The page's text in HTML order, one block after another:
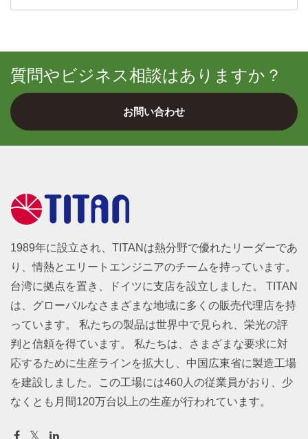
質問やビジネス相談はありますか？
お問い合わせ
1989年に設立され、TITANは熱分野で優れたリーダーであ
り、情熱とエリートエンジニアのチームを持っています。
台湾に拠点を置き、ドイツに支店を設立しました。 TITAN
は、グローバルなさまざまな地域に多くの販売代理店を持
っています。 私たちの製品は世界中で見られ、栄光の評
判と信頼を得ています。 私たちは、さまざまな要求に対
応するために生産ラインを拡大し、中国広東省に製造工場
を建設しました。この工場には460人の従業員がおり、少
なくとも月間120万台以上の生産が行われています。